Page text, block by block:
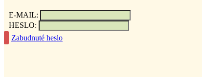
E-MAIL:
HESLO:
Zabudnuté heslo